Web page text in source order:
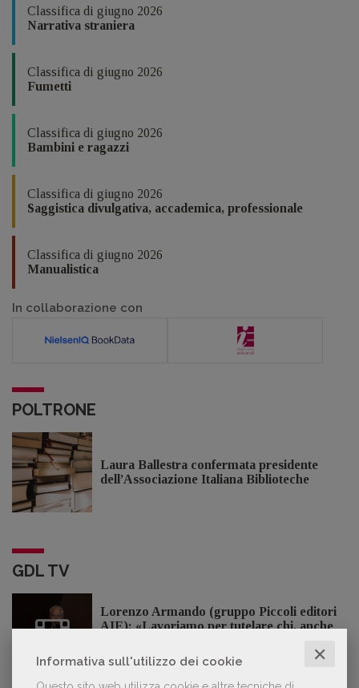
Informativa sull'utilizzo dei cookie ✕
Classifica di giugno 2026
Narrativa straniera
Classifica di giugno 2026
Fumetti
Classifica di giugno 2026
Bambini e ragazzi
Classifica di giugno 2026
Saggistica divulgativa, accademica, professionale
Classifica di giugno 2026
Manualistica
In collaborazione con
POLTRONE
Laura Ballestra confermata presidente
dell’Associazione Italiana Biblioteche
GDL TV
Lorenzo Armando (gruppo Piccoli editori
AIE): «Lavoriamo per tutelare chi, anche
approccio d'impresa»